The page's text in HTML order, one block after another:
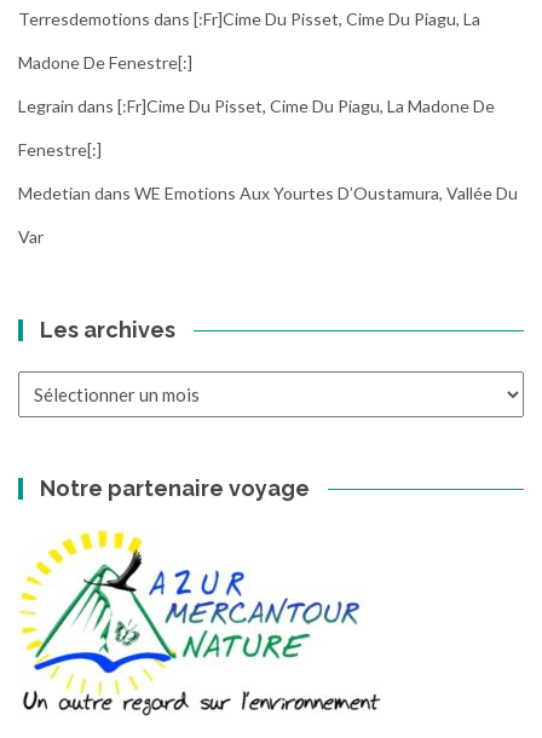
Terresdemotions dans [:fr]Cime Du Pisset, Cime Du Piagu, La
Madone De Fenestre[:]
Legrain dans [:fr]Cime Du Pisset, Cime Du Piagu, La Madone De
Fenestre[:]
Medetian dans WE Emotions Aux Yourtes D’Oustamura, Vallée Du
Var
Les archives
Notre partenaire voyage